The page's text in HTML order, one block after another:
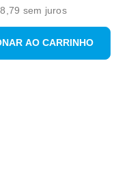
sem juros
AO CARRINHO